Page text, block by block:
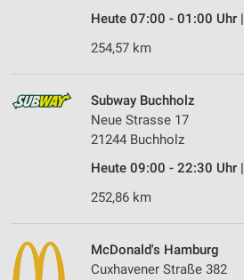
Heute 07:00 - 01:00 Uhr |
254,57 km
Subway Buchholz
Neue Strasse 17
21244 Buchholz
Heute 09:00 - 22:30 Uhr |
252,86 km
McDonald's Hamburg
Cuxhavener Straße 382